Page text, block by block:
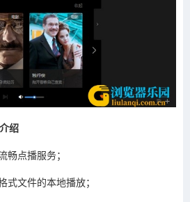
绍
畅点播服务；
式文件的本地播放；